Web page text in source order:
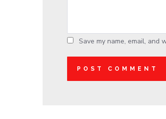
Save my name, email, and